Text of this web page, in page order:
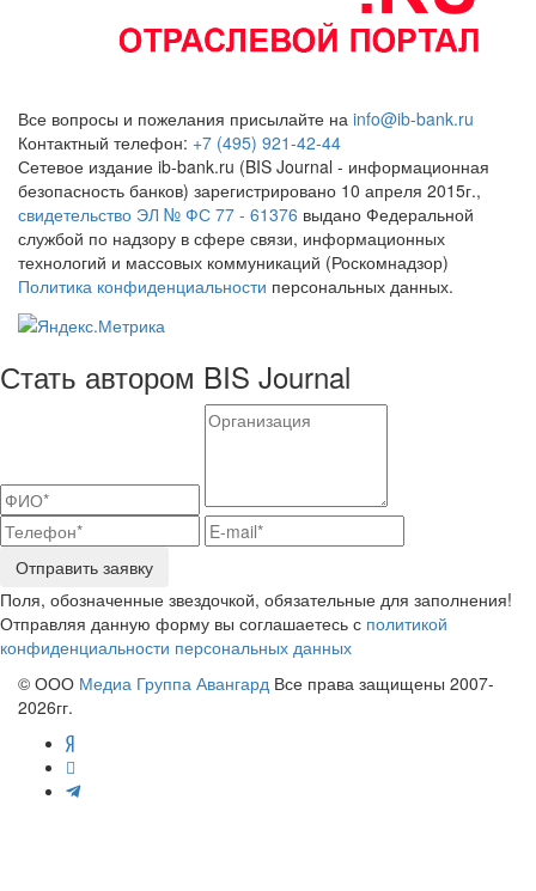
Все вопросы и пожелания присылайте на info@ib-bank.ru
Контактный телефон: +7 (495) 921-42-44
Сетевое издание ib-bank.ru (BIS Journal - информационная
безопасность банков) зарегистрировано 10 апреля 2015г.,
свидетельство ЭЛ № ФС 77 - 61376 выдано Федеральной
службой по надзору в сфере связи, информационных
технологий и массовых коммуникаций (Роскомнадзор)
Политика конфиденциальности персональных данных.
Стать автором BIS Journal
Отправить заявку
Поля, обозначенные звездочкой, обязательные для заполнения!
Отправляя данную форму вы соглашаетесь с политикой
конфиденциальности персональных данных
© ООО Медиа Группа Авангард Все права защищены 2007-
2026гг.